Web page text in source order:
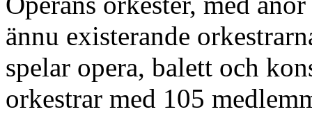
ännu existerande
spelar opera, balett och
orkestrar med 105